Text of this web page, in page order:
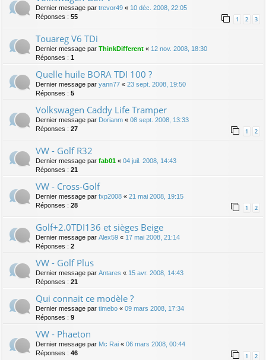
Dernier message par trevor49 « 10 déc. 2008, 22:05
Réponses : 55 1 2 3
Touareg V6 TDi
Dernier message par ThinkDifferent « 12 nov. 2008, 18:30
Réponses : 1
Quelle huile BORA TDI 100 ?
Dernier message par yann77 « 23 sept. 2008, 19:50
Réponses : 5
Volkswagen Caddy Life Tramper
Dernier message par Dorianm « 08 sept. 2008, 13:33
Réponses : 27 1 2
VW - Golf R32
Dernier message par fab01 « 04 juil. 2008, 14:43
Réponses : 21
VW - Cross-Golf
Dernier message par fxp2008 « 21 mai 2008, 19:15
Réponses : 28 1 2
Golf+2.0TDI136 et sièges Beige
Dernier message par Alex59 « 17 mai 2008, 21:14
Réponses : 2
VW - Golf Plus
Dernier message par Antares « 15 avr. 2008, 14:43
Réponses : 21
Qui connait ce modèle ?
Dernier message par timebo « 09 mars 2008, 17:34
Réponses : 9
VW - Phaeton
Dernier message par Mc Rai « 06 mars 2008, 00:44
Réponses : 46 1 2